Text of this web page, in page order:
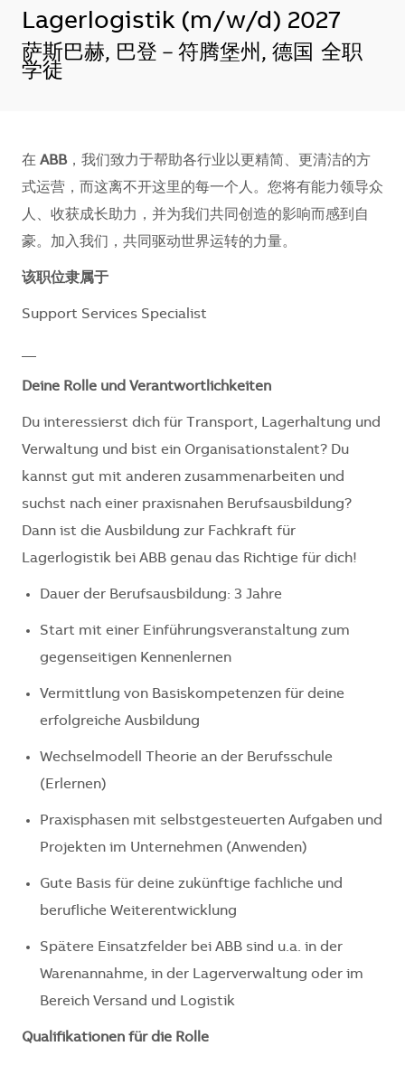
Lagerlogistik (m/w/d) 2027
地点
萨斯巴赫, 巴登－符腾堡州, 德国 全职
学徒
在 ABB，我们致力于帮助各行业以更精简、更清洁的方
式运营，而这离不开这里的每一个人。您将有能力领导众
人、收获成长助力，并为我们共同创造的影响而感到自
豪。加入我们，共同驱动世界运转的力量。​​​​
该职位隶属于
Support Services Specialist
Deine Rolle und Verantwortlichkeiten
Du interessierst dich für Transport, Lagerhaltung und
Verwaltung und bist ein Organisationstalent? Du
kannst gut mit anderen zusammenarbeiten und
suchst nach einer praxisnahen Berufsausbildung?
Dann ist die Ausbildung zur Fachkraft für
Lagerlogistik bei ABB genau das Richtige für dich!
Dauer der Berufsausbildung: 3 Jahre
Start mit einer Einführungsveranstaltung zum
gegenseitigen Kennenlernen
Vermittlung von Basiskompetenzen für deine
erfolgreiche Ausbildung
Wechselmodell Theorie an der Berufsschule
(Erlernen)
Praxisphasen mit selbstgesteuerten Aufgaben und
Projekten im Unternehmen (Anwenden)
Gute Basis für deine zukünftige fachliche und
berufliche Weiterentwicklung
Spätere Einsatzfelder bei ABB sind u.a. in der
Warenannahme, in der Lagerverwaltung oder im
Bereich Versand und Logistik
Qualifikationen für die Rolle